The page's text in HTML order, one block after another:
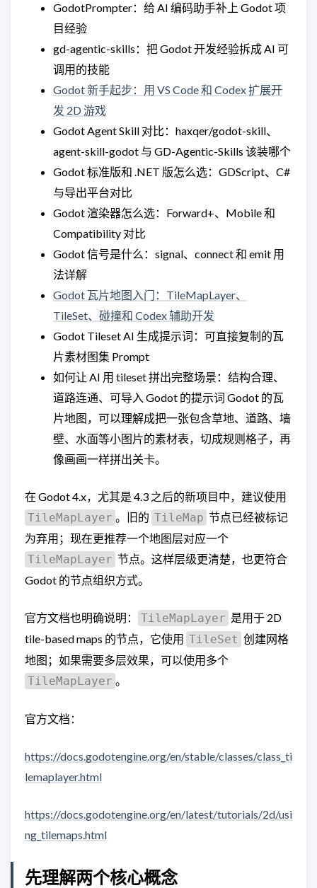
GodotPrompter：给 AI 编码助手补上 Godot 项
目经验
gd-agentic-skills：把 Godot 开发经验拆成 AI 可
调用的技能
Godot 新手起步：用 VS Code 和 Codex 扩展开
发 2D 游戏
Godot Agent Skill 对比：haxqer/godot-skill、
agent-skill-godot 与 GD-Agentic-Skills 该装哪个
Godot 标准版和 .NET 版怎么选：GDScript、C#
与导出平台对比
Godot 渲染器怎么选：Forward+、Mobile 和
Compatibility 对比
Godot 信号是什么：signal、connect 和 emit 用
法详解
Godot 瓦片地图入门：TileMapLayer、
TileSet、碰撞和 Codex 辅助开发
Godot Tileset AI 生成提示词：可直接复制的瓦
片素材图集 Prompt
如何让 AI 用 tileset 拼出完整场景：结构合理、
道路连通、可导入 Godot 的提示词 Godot 的瓦
片地图，可以理解成把一张包含草地、道路、墙
壁、水面等小图片的素材表，切成规则格子，再
像画画一样拼出关卡。
在 Godot 4.x，尤其是 4.3 之后的新项目中，建议使用
TileMapLayer 。旧的 TileMap 节点已经被标记
为弃用；现在更推荐一个地图层对应一个
TileMapLayer 节点。这样层级更清楚，也更符合
Godot 的节点组织方式。
官方文档也明确说明： TileMapLayer 是用于 2D
tile-based maps 的节点，它使用 TileSet 创建网格
地图；如果需要多层效果，可以使用多个
TileMapLayer 。
官方文档：
https://docs.godotengine.org/en/stable/classes/class_ti
lemaplayer.html
https://docs.godotengine.org/en/latest/tutorials/2d/usi
ng_tilemaps.html
先理解两个核心概念